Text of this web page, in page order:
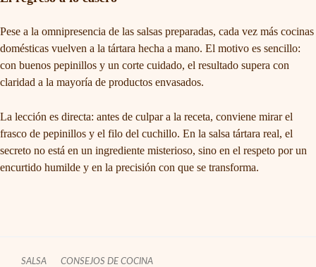
Pese a la omnipresencia de las salsas preparadas, cada vez más cocinas
domésticas vuelven a la tártara hecha a mano. El motivo es sencillo:
con buenos pepinillos y un corte cuidado, el resultado supera con
claridad a la mayoría de productos envasados.
La lección es directa: antes de culpar a la receta, conviene mirar el
frasco de pepinillos y el filo del cuchillo. En la salsa tártara real, el
secreto no está en un ingrediente misterioso, sino en el respeto por un
encurtido humilde y en la precisión con que se transforma.
SALSA CONSEJOS DE COCINA